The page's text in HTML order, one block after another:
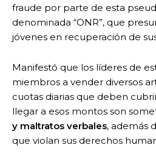
fraude por parte de esta
denominada “ONR”, que
jóvenes en recuperación de
Manifestó que los líderes de
miembros a vender diversos
cuotas diarias que deben
llegar a esos montos son
y maltratos verbales, además
que violan sus derechos